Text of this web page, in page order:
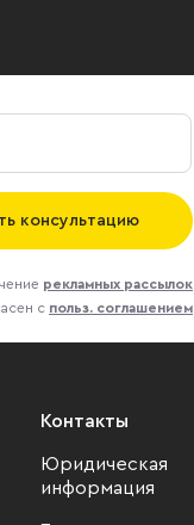
консультацию
рекламных рассылок
с польз. соглашением
Контакты
Юридическая
информация